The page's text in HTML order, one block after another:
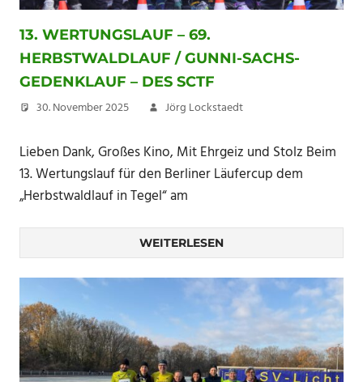
13. WERTUNGSLAUF – 69.
HERBSTWALDLAUF / GUNNI-SACHS-
GEDENKLAUF – DES SCTF
30. November 2025 Jörg Lockstaedt
Lieben Dank, Großes Kino, Mit Ehrgeiz und Stolz Beim
13. Wertungslauf für den Berliner Läufercup dem
„Herbstwaldlauf in Tegel“ am
WEITERLESEN